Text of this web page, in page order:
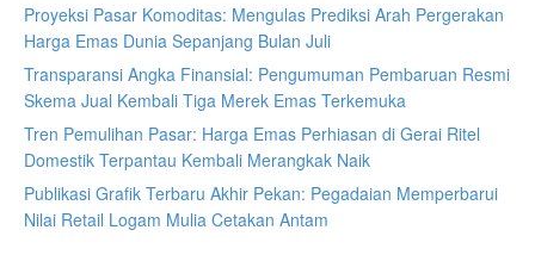
Proyeksi Pasar Komoditas: Mengulas Prediksi Arah Pergerakan
Harga Emas Dunia Sepanjang Bulan Juli
Transparansi Angka Finansial: Pengumuman Pembaruan Resmi
Skema Jual Kembali Tiga Merek Emas Terkemuka
Tren Pemulihan Pasar: Harga Emas Perhiasan di Gerai Ritel
Domestik Terpantau Kembali Merangkak Naik
Publikasi Grafik Terbaru Akhir Pekan: Pegadaian Memperbarui
Nilai Retail Logam Mulia Cetakan Antam